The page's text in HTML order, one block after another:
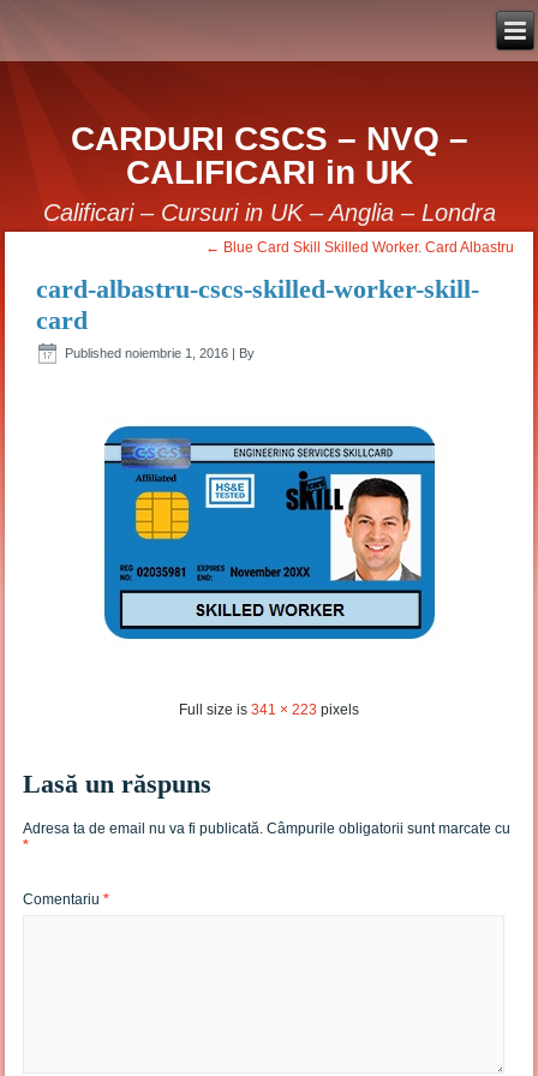
CARDURI CSCS – NVQ –
CALIFICARI in UK
Calificari – Cursuri in UK – Anglia – Londra
← Blue Card Skill Skilled Worker. Card Albastru
card-albastru-cscs-skilled-worker-skill-
card
Published noiembrie 1, 2016 | By
Full size is 341 × 223 pixels
Lasă un răspuns
Adresa ta de email nu va fi publicată. Câmpurile obligatorii sunt marcate cu
*
Comentariu*